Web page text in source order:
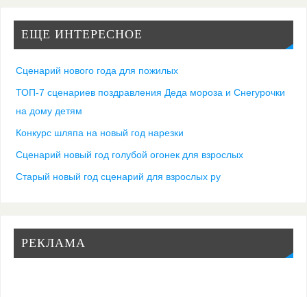
ЕЩЕ ИНТЕРЕСНОЕ
Сценарий нового года для пожилых
ТОП-7 сценариев поздравления Деда мороза и Снегурочки
на дому детям
Конкурс шляпа на новый год нарезки
Сценарий новый год голубой огонек для взрослых
Старый новый год сценарий для взрослых ру
РЕКЛАМА